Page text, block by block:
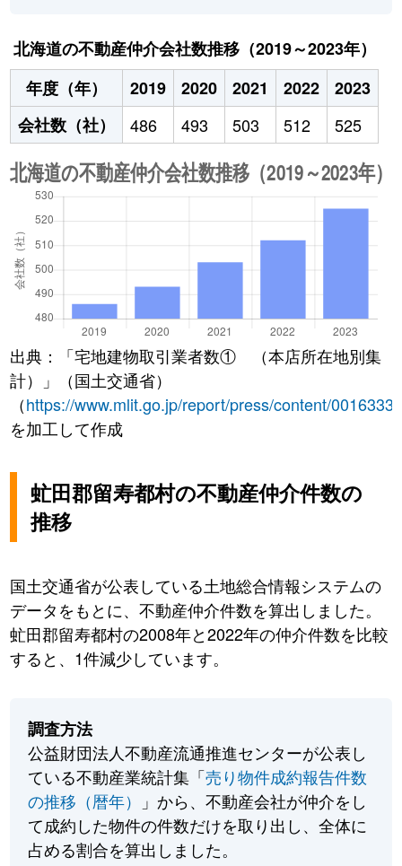
北海道の不動産仲介会社数推移（2019～2023年）
年度（年）
2019 2020 2021 2022
2023
会社数（社）
486 493 503 512 525
出典：「宅地建物取引業者数① （本店所在地別集
計）」（国土交通省）
（https://www.mlit.go.jp/report/press/content/
を加工して作成
虻田郡留寿都村の不動産仲介件数の
推移
国土交通省が公表している土地総合情報システムの
データをもとに、不動産仲介件数を算出しました。
虻田郡留寿都村の2008年と2022年の仲介件数を比較
すると、1件減少しています。
調査方法
公益財団法人不動産流通推進センターが公表し
ている不動産業統計集「売り物件成約報告件数
の推移（暦年）
」から、不動産会社が仲介をし
て成約した物件の件数だけを取り出し、全体に
占める割合を算出しました。